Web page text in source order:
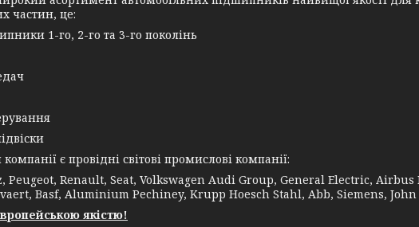
частин, це:
1-го, 2-го та 3-го поколінь
є провідні світові промислові компанії:
Peugeot, Renault, Seat, Volkswagen Audi Group, General Electric,
Basf, Aluminium Pechiney, Krupp Hoesch Stahl, Abb, Siemens, John
якістю!